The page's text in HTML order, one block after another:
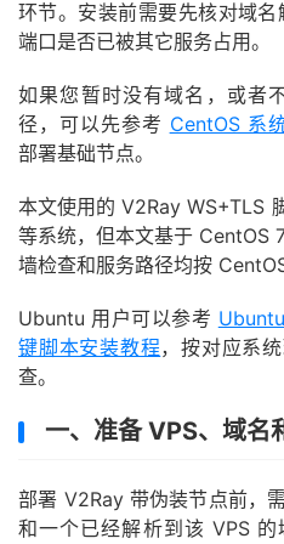
环节。安装前需要先核对域
端口是否已被其它服务占用。
如果您暂时没有域名，或者
径，可以先参考 CentOS 系
部署基础节点。
本文使用的 V2Ray WS+TLS
等系统，但本文基于 CentOS
墙检查和服务路径均按
Ubuntu 用户可以参考
键脚本安装教程，按对应系
查。
一、准备 VPS、域名
部署 V2Ray 带伪装节点前，
和一个已经解析到该 VPS